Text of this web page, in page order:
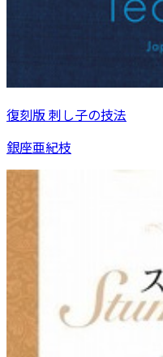
復刻版 刺し子の技法
銀座亜紀枝